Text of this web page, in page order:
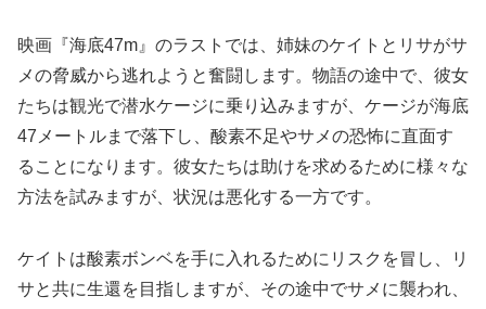
映画『海底47m』のラストでは、姉妹のケイトとリサがサ
メの脅威から逃れようと奮闘します。物語の途中で、彼女
たちは観光で潜水ケージに乗り込みますが、ケージが海底
47メートルまで落下し、酸素不足やサメの恐怖に直面す
ることになります。彼女たちは助けを求めるために様々な
方法を試みますが、状況は悪化する一方です。
ケイトは酸素ボンベを手に入れるためにリスクを冒し、リ
サと共に生還を目指しますが、その途中でサメに襲われ、